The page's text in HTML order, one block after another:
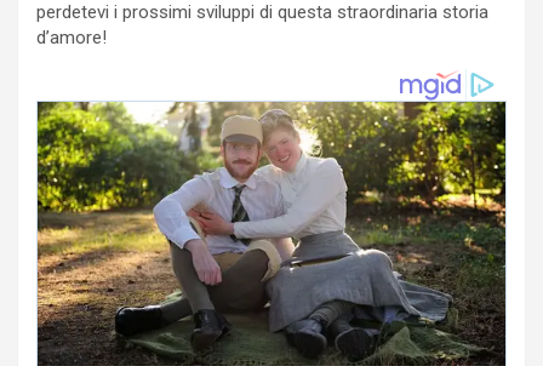
perdetevi i prossimi sviluppi di questa straordinaria storia
d’amore!